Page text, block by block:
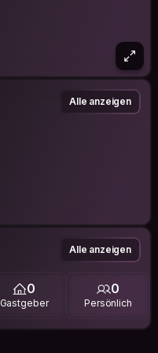
Alle anzeigen
Alle anzeigen
0
Gastgeber
0
Persönlich